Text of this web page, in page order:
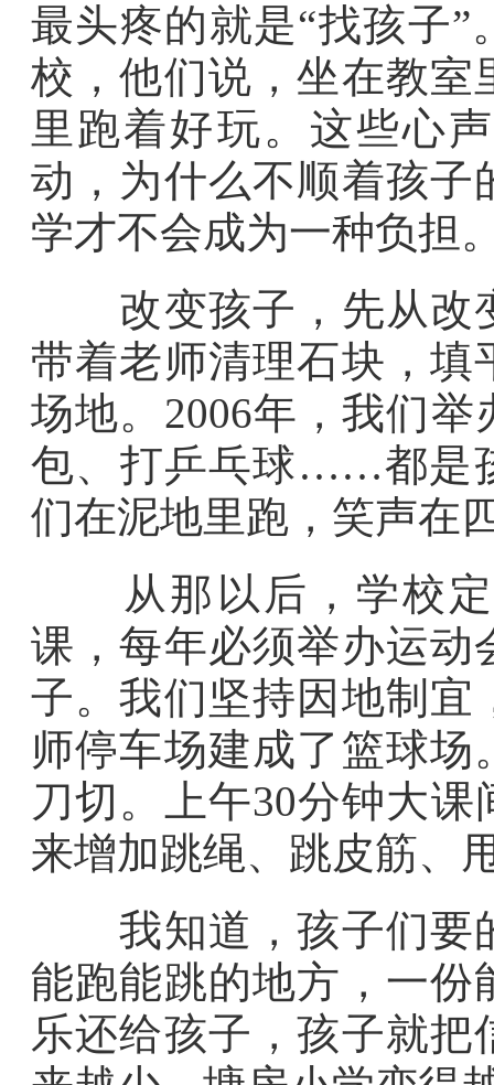
最头疼的就是“找孩子
校，他们说，坐在教室
里跑着好玩。这些心
动，为什么不顺着孩子
学才不会成为一种负担
改变孩子，先从改
带着老师清理石块，填
场地。2006年，我们
包、打乒乓球……都是
们在泥地里跑，笑声在
从那以后，学校定
课，每年必须举办运动
子。我们坚持因地制宜
师停车场建成了篮球
刀切。上午30分钟大
来增加跳绳、跳皮筋、
我知道，孩子们要
能跑能跳的地方，一份
乐还给孩子，孩子就